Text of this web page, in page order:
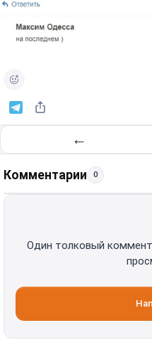
←
Комментарии 0
Один толковый